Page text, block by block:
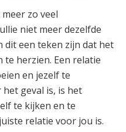
zo veel
niet meer dezelfde
dit een teken zijn dat het
herzien. Een relatie
en jezelf te
geval is, is het
te kijken en te
relatie voor jou is.